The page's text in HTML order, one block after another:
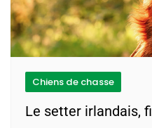
Chiens de chasse
Le setter irlandais,